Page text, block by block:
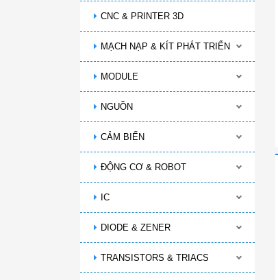
CNC & PRINTER 3D
MẠCH NẠP & KÍT PHÁT TRIỂN
MODULE
NGUỒN
CẢM BIẾN
ĐỘNG CƠ & ROBOT
IC
DIODE & ZENER
TRANSISTORS & TRIACS